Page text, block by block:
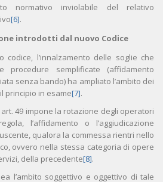
normativo inviolabile del relativo
[6].
introdotti dal nuovo Codice
codice, l’innalzamento delle soglie che
procedure semplificate (affidamento
senza bando) ha ampliato l’ambito dei
principio in esame[7].
49 impone la rotazione degli operatori
l’affidamento o l’aggiudicazione
qualora la commessa rientri nello
ovvero nella stessa categoria di opere
della precedente[8].
l’ambito soggettivo e oggettivo di tale